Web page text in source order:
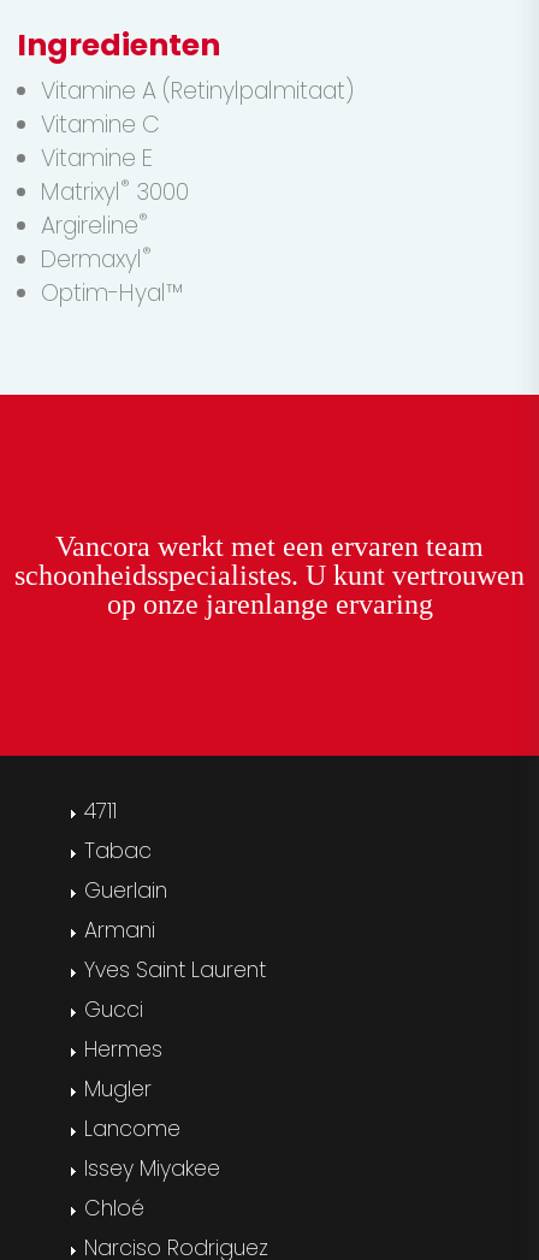
Ingredienten
Vitamine A (Retinylpalmitaat)
Vitamine C
Vitamine E
Matrixyl® 3000
Argireline®
Dermaxyl®
Optim-Hyal™
Vancora werkt met een ervaren team
schoonheidsspecialistes. U kunt vertrouwen
op onze jarenlange ervaring
4711
Tabac
Guerlain
Armani
Yves Saint Laurent
Gucci
Hermes
Mugler
Lancome
Issey Miyakee
Chloé
Narciso Rodriguez